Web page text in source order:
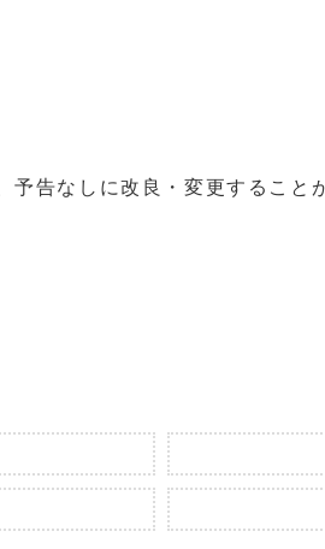
予告なしに改良・変更すること